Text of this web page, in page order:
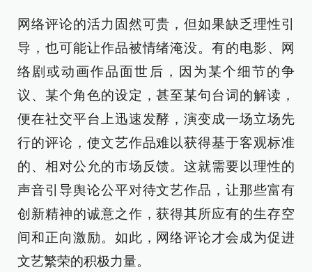
网络评论的活力固然可贵，但如果缺乏理性引
导，也可能让作品被情绪淹没。有的电影、网
络剧或动画作品面世后，因为某个细节的争
议、某个角色的设定，甚至某句台词的解读，
便在社交平台上迅速发酵，演变成一场立场先
行的评论，使文艺作品难以获得基于客观标准
的、相对公允的市场反馈。这就需要以理性的
声音引导舆论公平对待文艺作品，让那些富有
创新精神的诚意之作，获得其所应有的生存空
间和正向激励。如此，网络评论才会成为促进
文艺繁荣的积极力量。